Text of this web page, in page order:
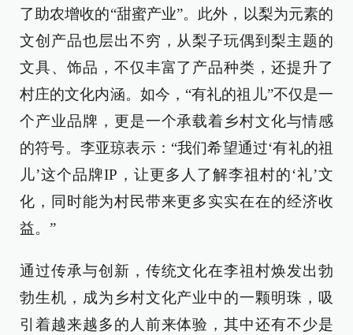
了助农增收的“甜蜜产业”。此外，以梨为元素的
文创产品也层出不穷，从梨子玩偶到梨主题的
文具、饰品，不仅丰富了产品种类，还提升了
村庄的文化内涵。如今，“有礼的祖儿”不仅是一
个产业品牌，更是一个承载着乡村文化与情感
的符号。李亚琼表示：“我们希望通过‘有礼的祖
儿’这个品牌IP，让更多人了解李祖村的‘礼’文
化，同时能为村民带来更多实实在在的经济收
益。”
通过传承与创新，传统文化在李祖村焕发出勃
勃生机，成为乡村文化产业中的一颗明珠，吸
引着越来越多的人前来体验，其中还有不少是